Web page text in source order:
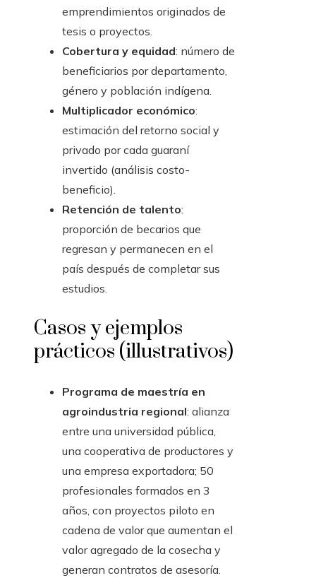
emprendimientos originados de
tesis o proyectos.
Cobertura y equidad: número de
beneficiarios por departamento,
género y población indígena.
Multiplicador económico:
estimación del retorno social y
privado por cada guaraní
invertido (análisis costo-
beneficio).
Retención de talento:
proporción de becarios que
regresan y permanecen en el
país después de completar sus
estudios.
Casos y ejemplos
prácticos (illustrativos)
Programa de maestría en
agroindustria regional: alianza
entre una universidad pública,
una cooperativa de productores y
una empresa exportadora; 50
profesionales formados en 3
años, con proyectos piloto en
cadena de valor que aumentan el
valor agregado de la cosecha y
generan contratos de asesoría.